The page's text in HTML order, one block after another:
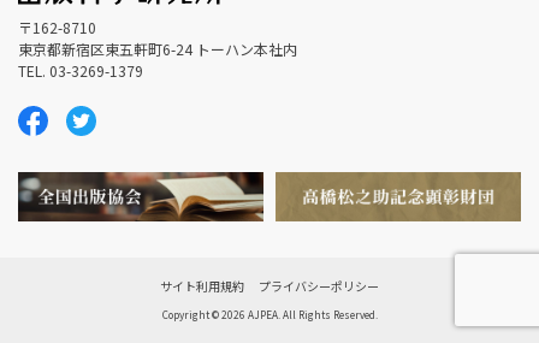
〒162-8710
東京都新宿区東五軒町6-24 トーハン本社内
TEL. 03-3269-1379
サイト利用規約 プライバシーポリシー
Copyright © 2026 AJPEA. All Rights Reserved.